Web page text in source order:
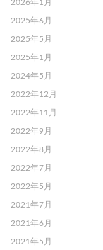
2026年1月
2025年6月
2025年5月
2025年1月
2024年5月
2022年12月
2022年11月
2022年9月
2022年8月
2022年7月
2022年5月
2021年7月
2021年6月
2021年5月